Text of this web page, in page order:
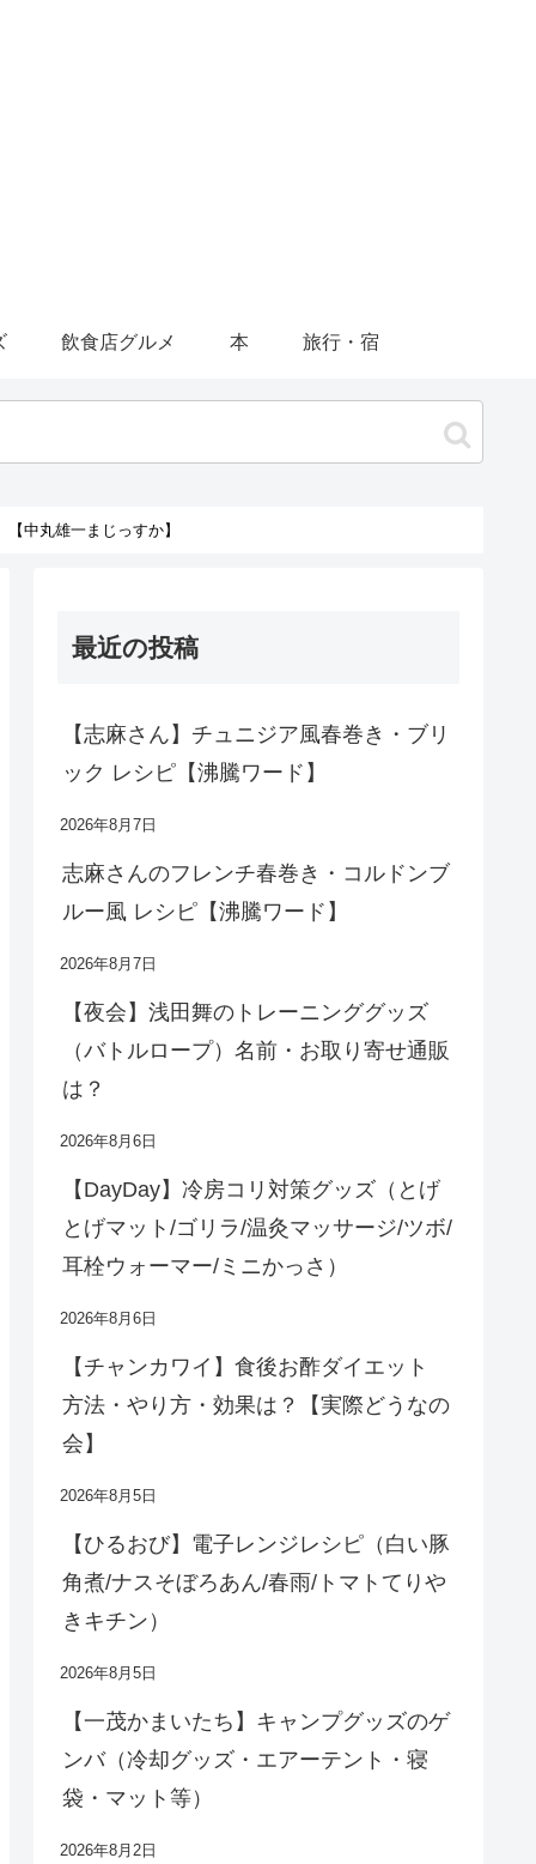
飲食店グルメ 本 旅行・宿
中丸雄一まじっすか】
最近の投稿
【志麻さん】チュニジア風春巻き・ブリ
ック レシピ【沸騰ワード】
2026年8月7日
志麻さんのフレンチ春巻き・コルドンブ
ルー風 レシピ【沸騰ワード】
2026年8月7日
【夜会】浅田舞のトレーニンググッズ
（バトルロープ）名前・お取り寄せ通販
は？
2026年8月6日
【DayDay】冷房コリ対策グッズ（とげ
とげマット/ゴリラ/温灸マッサージ/ツボ/
耳栓ウォーマー/ミニかっさ）
2026年8月6日
【チャンカワイ】食後お酢ダイエット
方法・やり方・効果は？【実際どうなの
会】
2026年8月5日
【ひるおび】電子レンジレシピ（白い豚
角煮/ナスそぼろあん/春雨/トマトてりや
きキチン）
2026年8月5日
【一茂かまいたち】キャンプグッズのゲ
ンバ（冷却グッズ・エアーテント・寝
袋・マット等）
2026年8月2日